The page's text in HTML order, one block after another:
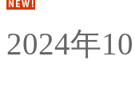
2024年